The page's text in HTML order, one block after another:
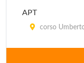
APT
corso